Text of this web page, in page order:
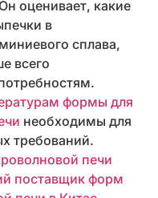
оценивает, какие
в
сплава,
всего
формы для
необходимы для
требований.
печи
поставщик форм